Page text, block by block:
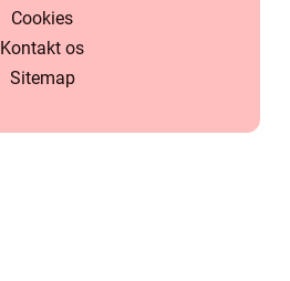
Cookies
Kontakt os
Sitemap